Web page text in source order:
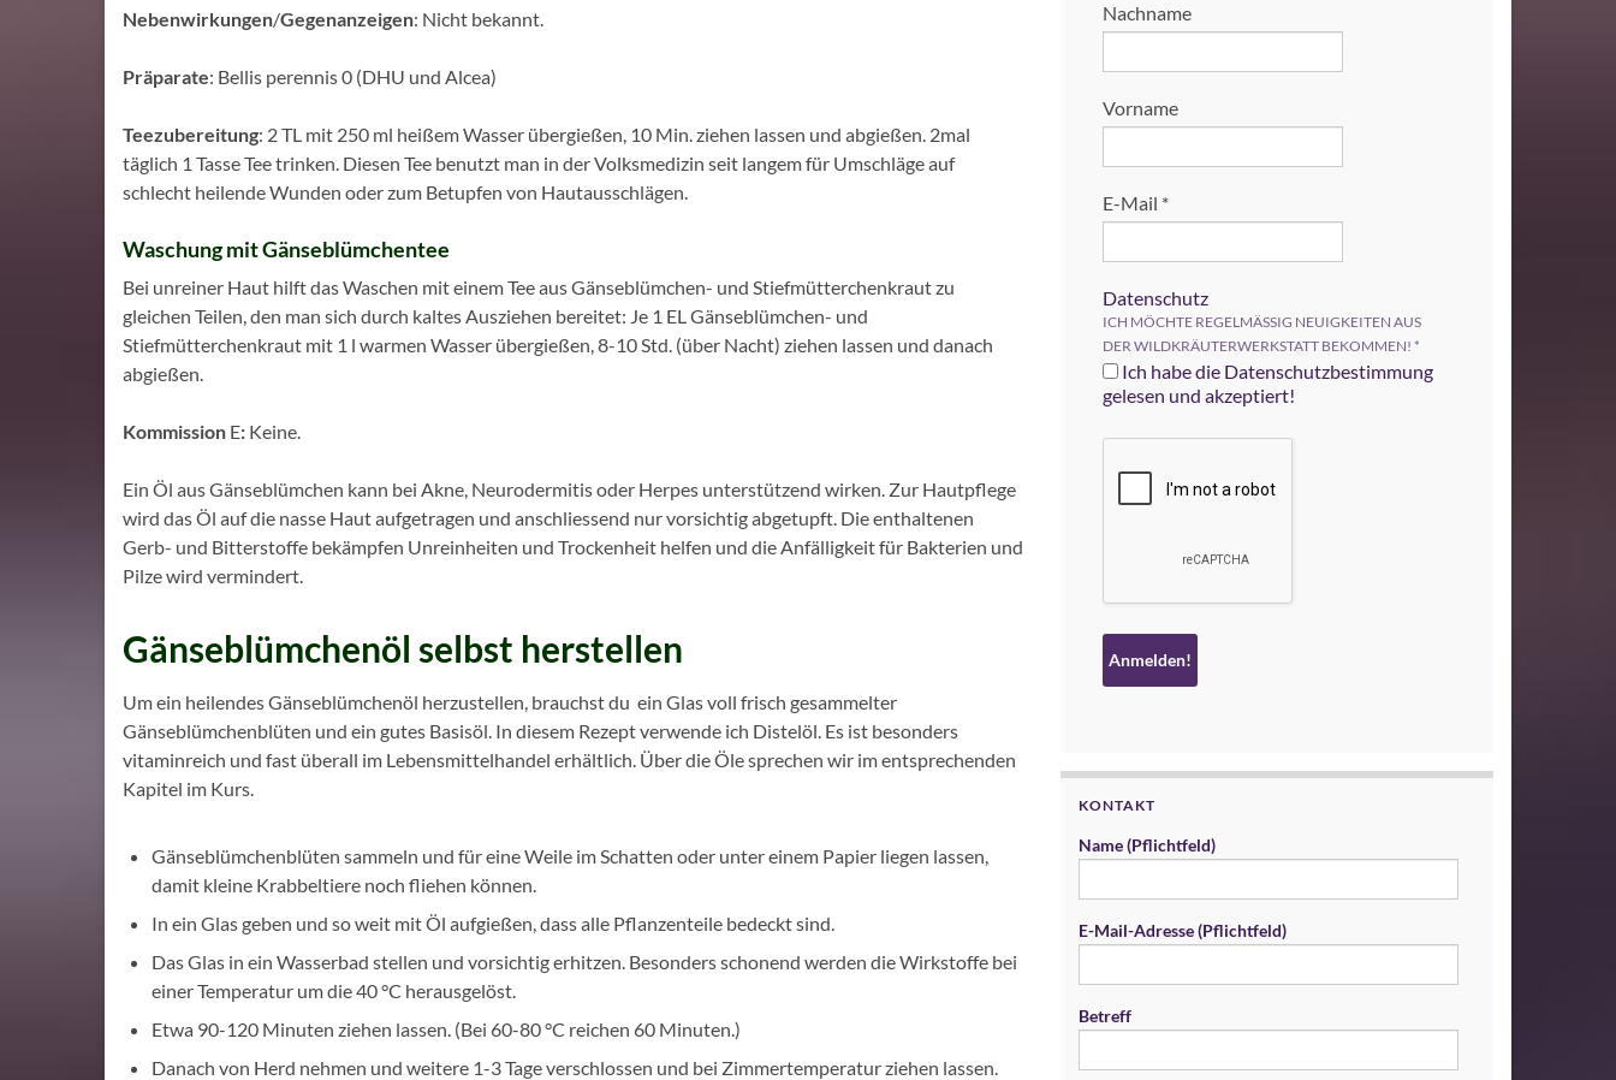
Nebenwirkungen/Gegenanzeigen: Nicht bekannt.
Präparate: Bellis perennis 0 (DHU und Alcea)
Teezubereitung: 2 TL mit 250 ml heißem Wasser übergießen, 10 Min. ziehen lassen und abgießen. 2mal
täglich 1 Tasse Tee trinken. Diesen Tee benutzt man in der Volksmedizin seit langem für Um­schläge auf
schlecht heilende Wunden oder zum Betupfen von Hautausschlägen.
Waschung mit Gänseblümchentee
Bei unreiner Haut hilft das Waschen mit einem Tee aus Gänseblümchen- und Stiefmütterchenkraut zu
gleichen Teilen, den man sich durch kaltes Ausziehen bereitet: Je 1 EL Gänseblümchen- und
Stiefmütterchenkraut mit 1 l warmen Wasser übergießen, 8-10 Std. (über Nacht) ziehen lassen und danach
abgießen.
Kommission E: Keine.
Ein Öl aus Gänseblümchen kann bei Akne, Neurodermitis oder Herpes unterstützend wirken. Zur Hautpflege
wird das Öl auf die nasse Haut aufgetragen und anschliessend nur vorsichtig abgetupft. Die enthaltenen
Gerb- und Bitterstoffe bekämpfen Unreinheiten und Trockenheit helfen und die Anfälligkeit für Bakterien und
Pilze wird vermindert.
Gänseblümchenöl selbst herstellen
Um ein heilendes Gänseblümchenöl herzustellen, brauchst du ein Glas voll frisch gesammelter
Gänseblümchenblüten und ein gutes Basisöl. In diesem Rezept verwende ich Distelöl. Es ist besonders
vitaminreich und fast überall im Lebensmittelhandel erhältlich. Über die Öle sprechen wir im entsprechenden
Kapitel im Kurs.
Gänseblümchenblüten sammeln und für eine Weile im Schatten oder unter einem Papier liegen lassen,
damit kleine Krabbeltiere noch fliehen können.
In ein Glas geben und so weit mit Öl aufgießen, dass alle Pflanzenteile bedeckt sind.
Das Glas in ein Wasserbad stellen und vorsichtig erhitzen. Besonders schonend werden die Wirkstoffe bei
einer Temperatur um die 40 °C herausgelöst.
Etwa 90-120 Minuten ziehen lassen. (Bei 60-80 °C reichen 60 Minuten.)
Danach von Herd nehmen und weitere 1-3 Tage verschlossen und bei Zimmertemperatur ziehen lassen.
Nachname
Vorname
E-Mail *
Datenschutz
ICH MÖCHTE REGELMÄSSIG NEUIGKEITEN AUS
DER WILDKRÄUTERWERKSTATT BEKOMMEN! *
Ich habe die Datenschutzbestimmung
gelesen und akzeptiert!
KONTAKT
Name (Pflichtfeld)
E-Mail-Adresse (Pflichtfeld)
Betreff